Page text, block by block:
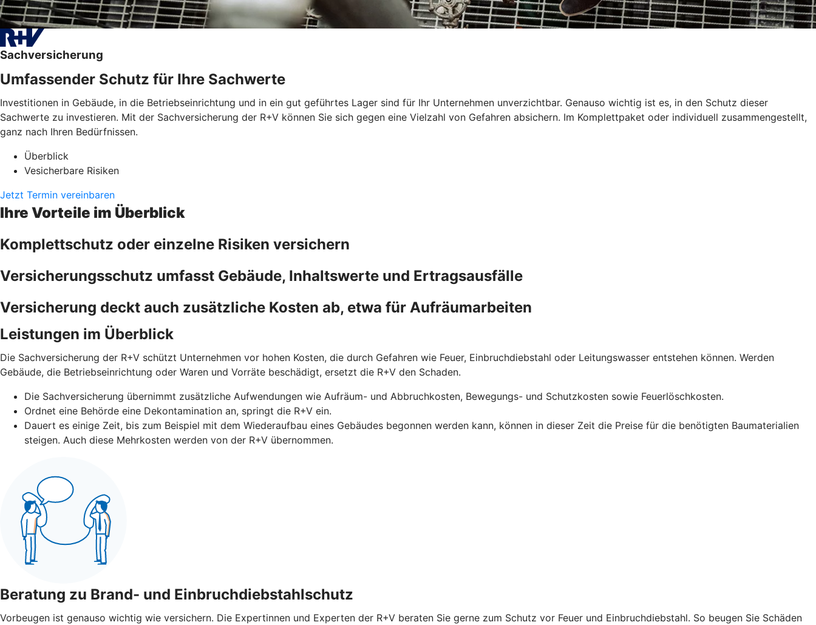
Sachversicherung
Umfassender Schutz für Ihre Sachwerte
Investitionen in Gebäude, in die Betriebseinrichtung und in ein gut geführtes Lager sind für Ihr Unternehmen unverzichtbar. Genauso wichtig ist es, in den Schutz dieser
Sachwerte zu investieren. Mit der Sachversicherung der R+V können Sie sich gegen eine Vielzahl von Gefahren absichern. Im Komplettpaket oder individuell zusammengestellt,
ganz nach Ihren Bedürfnissen.
Überblick
Vesicherbare Risiken
Jetzt Termin vereinbaren
Ihre Vorteile im Überblick
Komplettschutz oder einzelne Risiken versichern
Versicherungsschutz umfasst Gebäude, Inhaltswerte und Ertragsausfälle
Versicherung deckt auch zusätzliche Kosten ab, etwa für Aufräumarbeiten
Leistungen im Überblick
Die Sachversicherung der R+V schützt Unternehmen vor hohen Kosten, die durch Gefahren wie Feuer, Einbruchdiebstahl oder Leitungswasser entstehen können. Werden
Gebäude, die Betriebseinrichtung oder Waren und Vorräte beschädigt, ersetzt die R+V den Schaden.
Die Sachversicherung übernimmt zusätzliche Aufwendungen wie Aufräum- und Abbruchkosten, Bewegungs- und Schutzkosten sowie Feuerlöschkosten.
Ordnet eine Behörde eine Dekontamination an, springt die R+V ein.
Dauert es einige Zeit, bis zum Beispiel mit dem Wiederaufbau eines Gebäudes begonnen werden kann, können in dieser Zeit die Preise für die benötigten Baumaterialien
steigen. Auch diese Mehrkosten werden von der R+V übernommen.
Beratung zu Brand- und Einbruchdiebstahlschutz
Vorbeugen ist genauso wichtig wie versichern. Die Expertinnen und Experten der R+V beraten Sie gerne zum Schutz vor Feuer und Einbruchdiebstahl. So beugen Sie Schäden